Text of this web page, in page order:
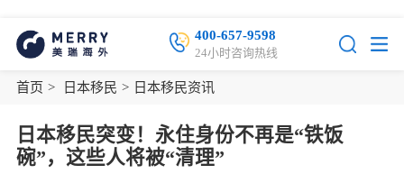
400-657-9598
24小时咨询热线
首页 > 日本移民 > 日本移民资讯
日本移民突变！永住身份不再是“铁饭
碗”，这些人将被“清理”